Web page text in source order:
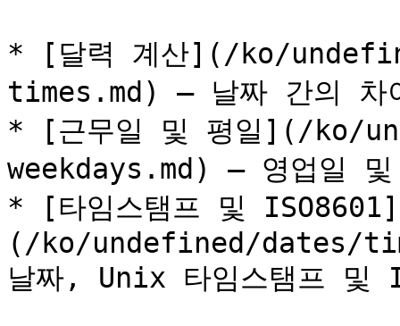
* [달력 계산](/ko/
times.md) — 날짜 간의 차
* [근무일 및 평일](/ko/
weekdays.md) — 영업일
* [타임스탬프 및 ISO8601]
(/ko/undefined/dates/